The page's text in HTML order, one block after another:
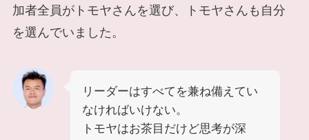
加者全員がトモヤさんを選び、トモヤさんも自分
を選んでいました。
リーダーはすべてを兼ね備えてい
なければいけない。
トモヤはお茶目だけど思考が深